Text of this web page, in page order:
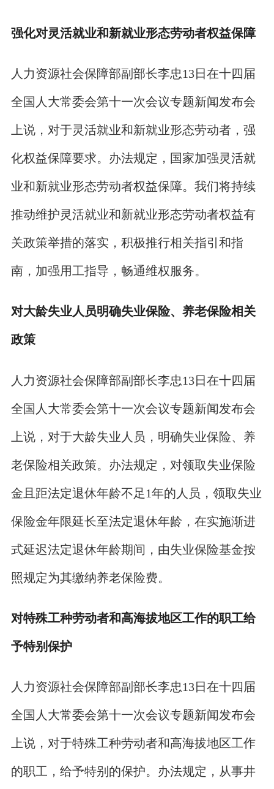
强化对灵活就业和新就业形态劳动者权益保障
人力资源社会保障部副部长李忠13日在十四届
全国人大常委会第十一次会议专题新闻发布会
上说，对于灵活就业和新就业形态劳动者，强
化权益保障要求。办法规定，国家加强灵活就
业和新就业形态劳动者权益保障。我们将持续
推动维护灵活就业和新就业形态劳动者权益有
关政策举措的落实，积极推行相关指引和指
南，加强用工指导，畅通维权服务。
对大龄失业人员明确失业保险、养老保险相关
政策
人力资源社会保障部副部长李忠13日在十四届
全国人大常委会第十一次会议专题新闻发布会
上说，对于大龄失业人员，明确失业保险、养
老保险相关政策。办法规定，对领取失业保险
金且距法定退休年龄不足1年的人员，领取失业
保险金年限延长至法定退休年龄，在实施渐进
式延迟法定退休年龄期间，由失业保险基金按
照规定为其缴纳养老保险费。
对特殊工种劳动者和高海拔地区工作的职工给
予特别保护
人力资源社会保障部副部长李忠13日在十四届
全国人大常委会第十一次会议专题新闻发布会
上说，对于特殊工种劳动者和高海拔地区工作
的职工，给予特别的保护。办法规定，从事井